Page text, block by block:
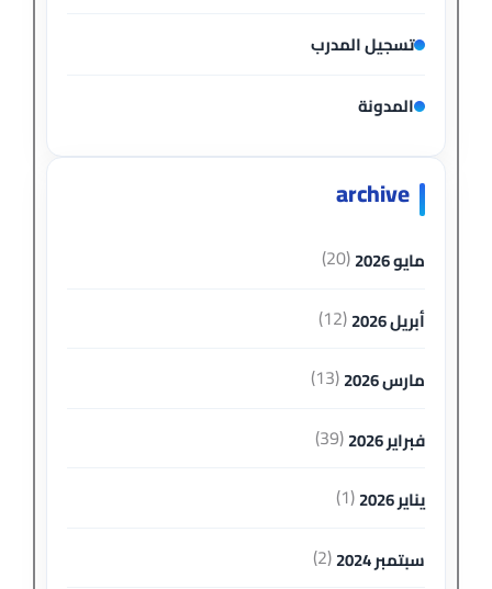
تسجيل المدرب
المدونة
archive
مايو 2026 (20)
أبريل 2026 (12)
مارس 2026 (13)
فبراير 2026 (39)
يناير 2026 (1)
سبتمبر 2024 (2)